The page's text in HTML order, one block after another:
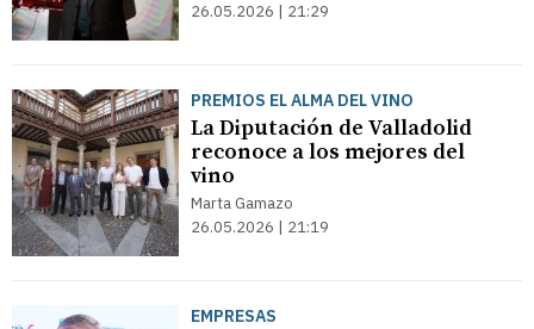
26.05.2026 | 21:29
PREMIOS EL ALMA DEL VINO
La Diputación de Valladolid
reconoce a los mejores del
vino
Marta Gamazo
26.05.2026 | 21:19
EMPRESAS